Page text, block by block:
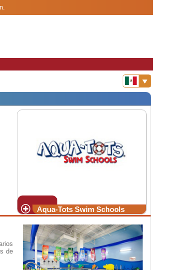
Aqua-Tots Swim Schools
de